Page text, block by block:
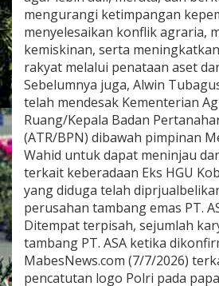
mengurangi ketimpangan
menyelesaikan konflik agraria,
kemiskinan, serta
rakyat melalui penataan aset
Sebelumnya juga, Alwin
telah mendesak Kementerian
Ruang/Kepala Badan
(ATR/BPN) dibawah pimpinan
Wahid untuk dapat meninjau
terkait keberadaan Eks HGU
yang diduga telah
perusahan tambang emas PT.
Ditempat terpisah, sejumlah
tambang PT. ASA ketika
MabesNews.com (7/7/2026)
pencatutan logo Polri pada